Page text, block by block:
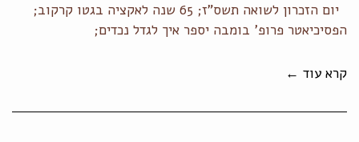
יום הזכרון לשואה תשס"ז; 65 שנה לאקציה בגטו קרקוב;
הפסיכיאטר פרופ' בומבה יספר איך לגדל נכדים;
קרא עוד ←